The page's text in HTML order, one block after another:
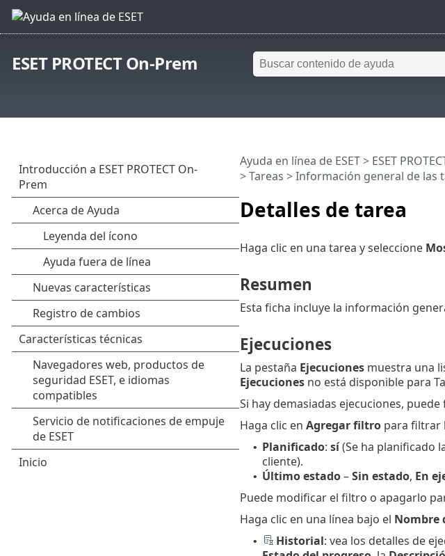
ESET PROTECT On-Prem
Detalles de tarea
Ayuda en línea de ESET> ESET
>Tareas >Información general de las
Haga clic en una tarea y seleccione
Resumen
Esta ficha incluye la información
Ejecuciones
La pestaña Ejecucionesmuestra una
Ejecucionesno está disponible para
Si hay demasiadas ejecuciones,
Haga clic en Agregar filtropara filtrar
• Planificado: sí(Se ha planificado
cliente).
• Último estado–Sin estado, En
Puede modificar el filtro o apagarlo
Haga clic en una línea bajo el Nombre
• Historial: vea los detalles de